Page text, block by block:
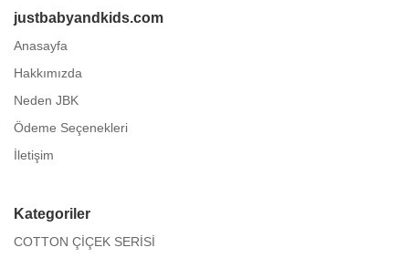
justbabyandkids.com
Anasayfa
Hakkımızda
Neden JBK
Ödeme Seçenekleri
İletişim
Kategoriler
COTTON ÇİÇEK SERİSİ